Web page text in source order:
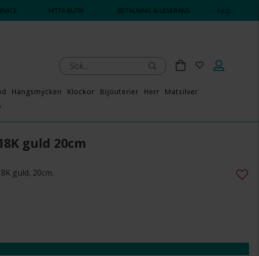
HITTA BUTIK BETALNING & LEVERANS FAQ
Hängsmycken Klockor Bijouterier Herr
Matsilver
guld 20cm
guld, 20cm.